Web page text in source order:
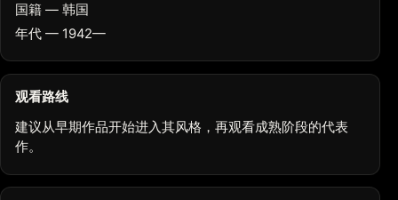
国籍 — 韩国
年代 — 1942—
观看路线
建议从早期作品开始进入其风格，再观看成熟阶段的代表
作。